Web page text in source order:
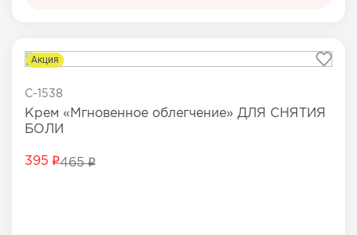
Акция
C-1538
Крем «Мгновенное облегчение» ДЛЯ СНЯТИЯ
БОЛИ
395 465